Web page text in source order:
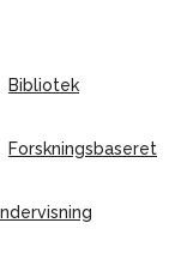
Bibliotek
Forskningsbaseret